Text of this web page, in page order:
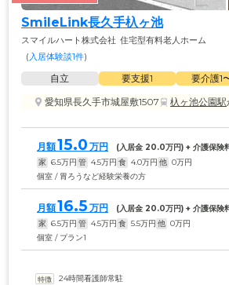
SmileLink長久手杁ヶ池
スマイルハート株式会社 住宅型有料老人ホーム
(入居体験談1件)
自立 要支援1 要介護1
愛知県長久手市城屋敷1507
杁ヶ池公園駅
月額15.0 万円 (入居金 20.0万円) + 介護保険
家 6.5万円 管 4.5万円 食 4.0万円 他 0万円
個室 / 胃ろうなど経験栄養の方
月額16.5 万円 (入居金 20.0万円) + 介護保険
家 6.5万円 管 4.5万円 食 5.5万円 他 0万円
個室 / プラン1
24時間看護師常駐